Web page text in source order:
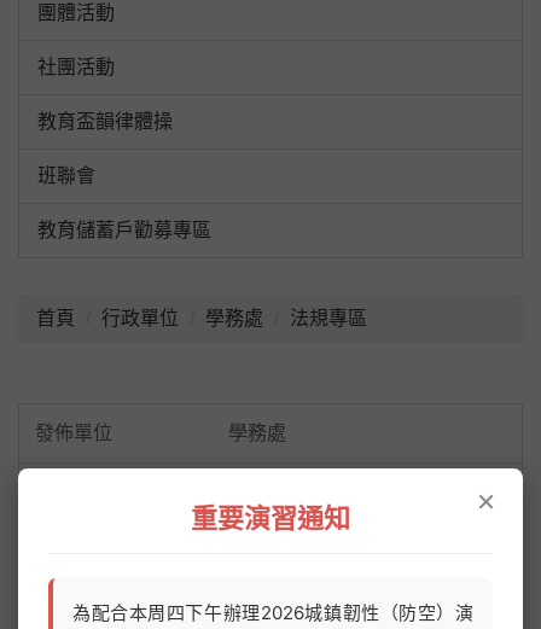
團體活動
社團活動
教育盃韻律體操
班聯會
教育儲蓄戶勸募專區
首頁 行政單位 學務處 法規專區
學務處
【生教組/公告/法規】臺北市立
南港高級中學學生生活輔導要點
學務處
×
重要演習通知
為配合本周四下午辦理2026城鎮韌性（防空）演